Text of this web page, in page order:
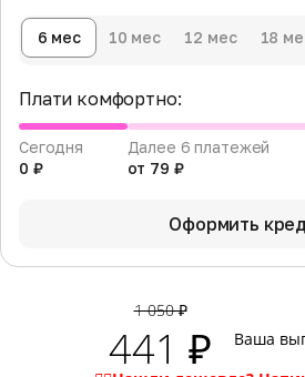
1 050 ₽
441 ₽ Ваша
6 мес 10 мес 12 мес 18
Плати комфортно:
Сегодня
0 ₽
Далее 6 платежей
от 79 ₽
Оформить